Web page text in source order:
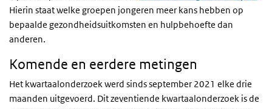
Hierin staat welke groepen jongeren meer kans hebben op
bepaalde gezondheidsuitkomsten en hulpbehoefte dan
anderen.
Komende en eerdere metingen
Het kwartaalonderzoek werd sinds september 2021 elke drie
maanden uitgevoerd. Dit zeventiende kwartaalonderzoek is de